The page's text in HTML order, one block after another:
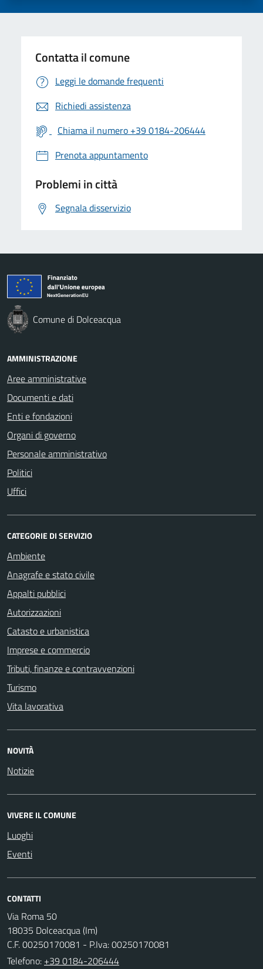
Contatta il comune
Leggi le domande frequenti
Richiedi assistenza
Chiama il numero +39 0184-206444
Prenota appuntamento
Problemi in città
Segnala disservizio
Comune di Dolceacqua
AMMINISTRAZIONE
Aree amministrative
Documenti e dati
Enti e fondazioni
Organi di governo
Personale amministrativo
Politici
Uffici
CATEGORIE DI SERVIZIO
Ambiente
Anagrafe e stato civile
Appalti pubblici
Autorizzazioni
Catasto e urbanistica
Imprese e commercio
Tributi, finanze e contravvenzioni
Turismo
Vita lavorativa
NOVITÀ
Notizie
VIVERE IL COMUNE
Luoghi
Eventi
CONTATTI
Via Roma 50
18035 Dolceacqua (Im)
C.F. 00250170081 - P.Iva: 00250170081
Telefono: +39 0184-206444